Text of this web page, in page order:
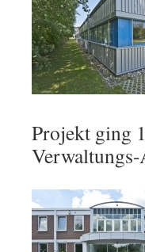
Projekt ging
Verwaltungs-